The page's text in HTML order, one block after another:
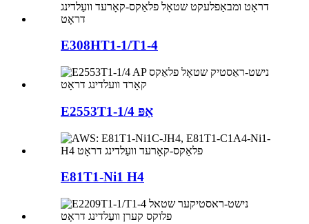
E308HT1-1/T1-4
E2553T1-1/4 אַפּ
E81T1-Ni1 H4